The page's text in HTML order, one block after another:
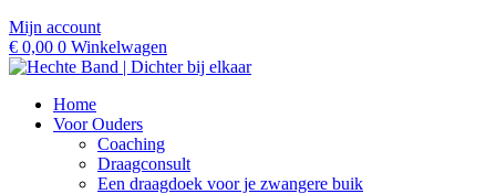
Mijn account
€ 0,00 0 Winkelwagen
Home
Voor Ouders
Coaching
Draagconsult
Een draagdoek voor je zwangere buik